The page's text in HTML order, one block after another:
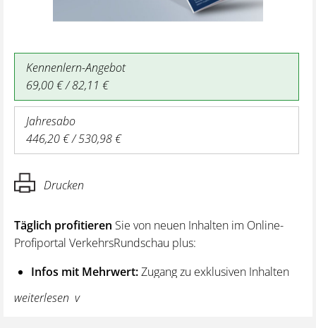
Kennenlern-Angebot
69,00 € / 82,11 €
Jahresabo
446,20 € / 530,98 €
Drucken
Täglich profitieren Sie von neuen Inhalten im Online-
Profiportal VerkehrsRundschau plus:
Infos mit Mehrwert:Zugang zu exklusiven Inhalten
und Hintergrundwissen – von aktuellen Regelungen
wie z. B. bei den Lenk- und Ruhezeiten,
weiterlesen